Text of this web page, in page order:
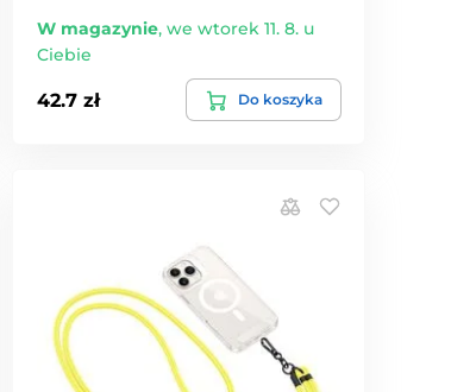
W magazynie,we wtorek 11. 8. u
Ciebie
42.7 zł Do koszyka